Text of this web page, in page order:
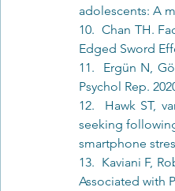
adolescents: A
10.  Chan TH.
Edged Sword
11.  Ergün N,
Psychol Rep.
12.  Hawk ST,
seeking
smartphone
13.  Kaviani F,
Associated with